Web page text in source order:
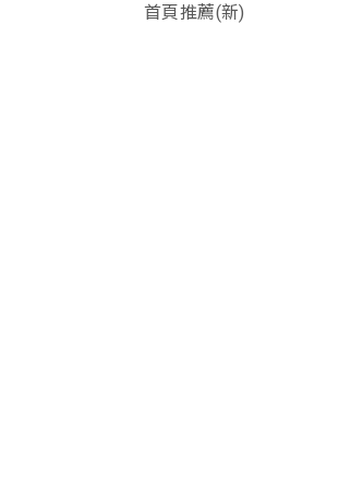
首頁推薦(新)